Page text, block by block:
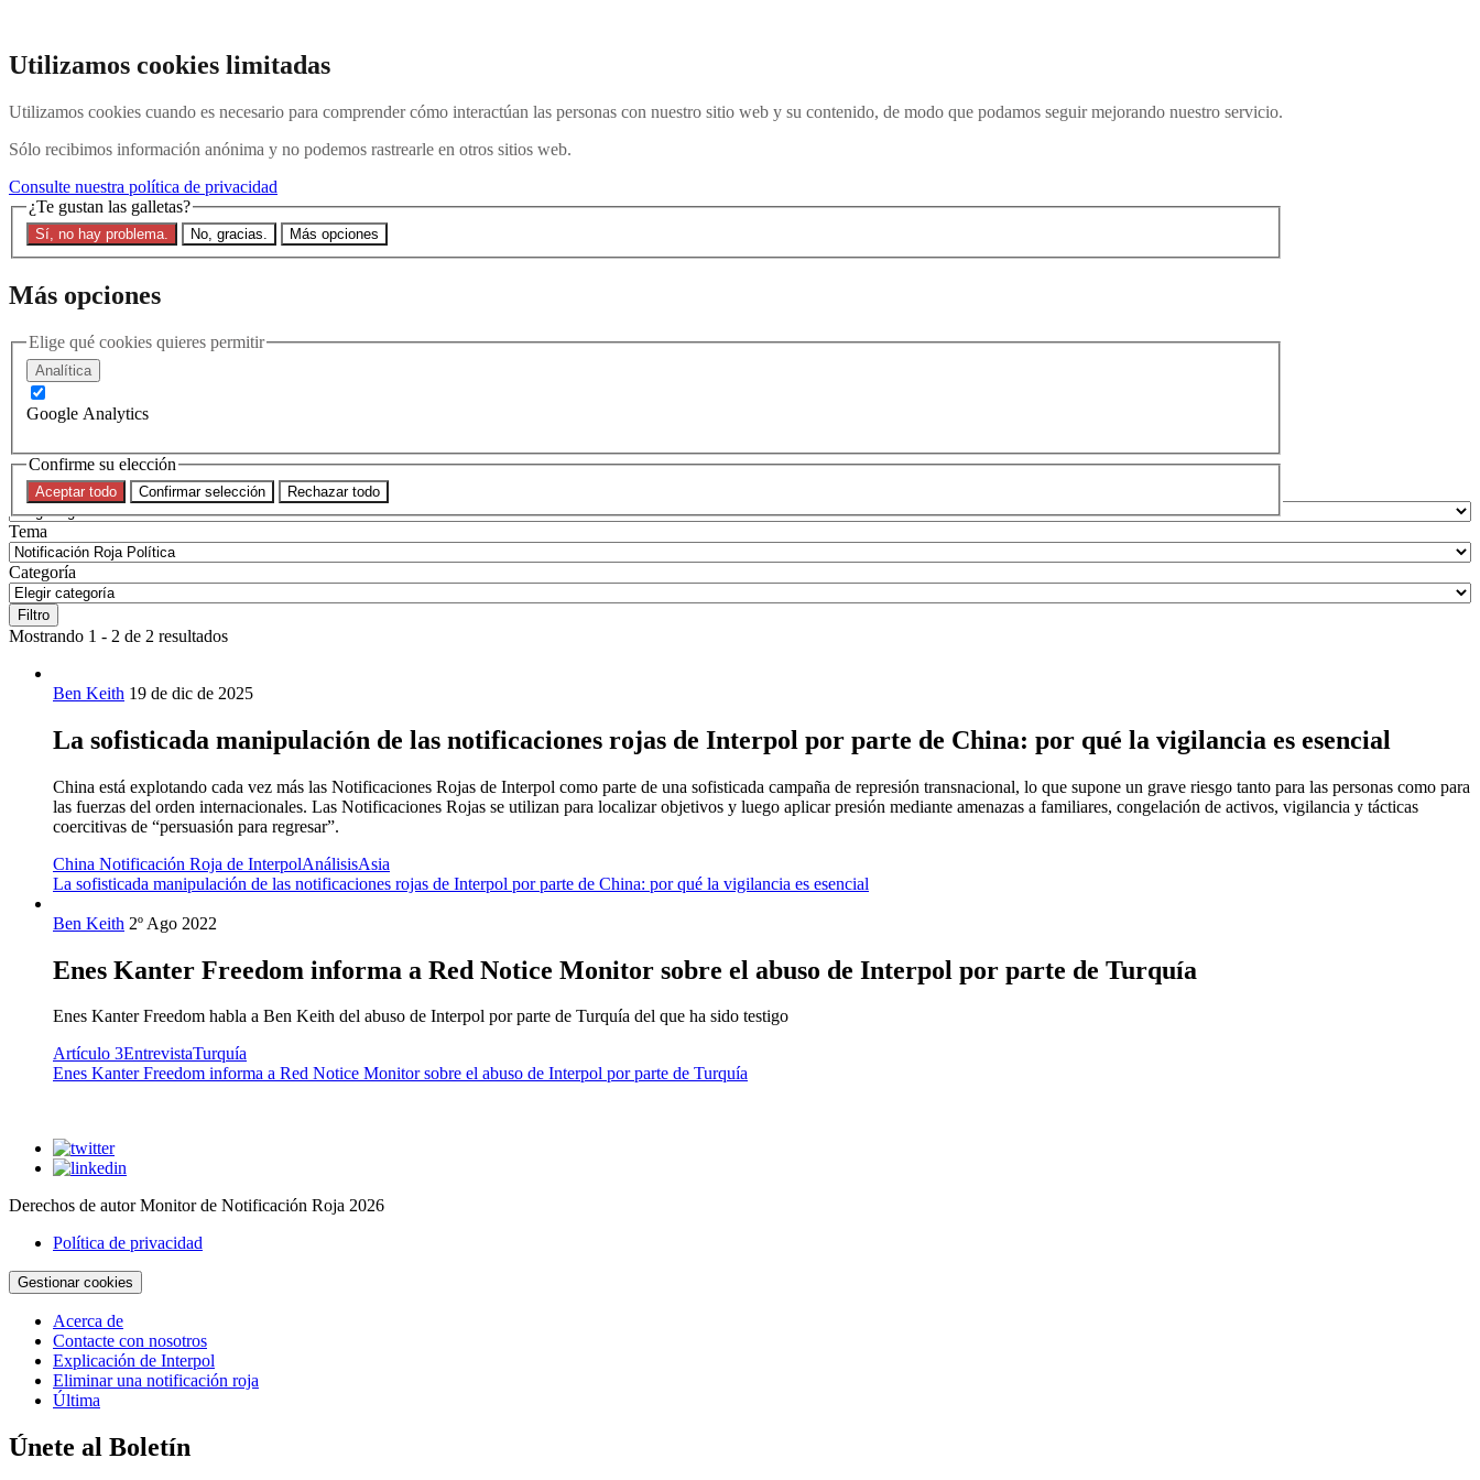
Utilizamos cookies limitadas
Utilizamos cookies cuando es necesario para comprender cómo interactúan las personas con nuestro sitio web y su contenido, de modo que podamos seguir mejorando nuestro servicio.
Sólo recibimos información anónima y no podemos rastrearle en otros sitios web.
Consulte nuestra política de privacidad
¿Te gustan las galletas?
Sí, no hay problema. No, gracias. Más opciones
Más opciones
Elige qué cookies quieres permitir
Analítica
Google Analytics
Confirme su elección
Aceptar todo Confirmar selección Rechazar todo
Buscar en
Póngase en contacto con nosotros
Acerca de
Explicación de Interpol
Eliminar una notificación roja
Contacte con nosotros
Buscar en el sitio
Buscar en el sitio web
Última
Región
Tema
Categoría
Filtro
Mostrando 1 - 2 de 2 resultados
Ben Keith 19 de dic de 2025
La sofisticada manipulación de las notificaciones rojas de Interpol por parte de China: por qué la vigilancia es esencial
China está explotando cada vez más las Notificaciones Rojas de Interpol como parte de una sofisticada campaña de represión transnacional, lo que supone un grave riesgo tanto para las personas como para
las fuerzas del orden internacionales. Las Notificaciones Rojas se utilizan para localizar objetivos y luego aplicar presión mediante amenazas a familiares, congelación de activos, vigilancia y tácticas
coercitivas de “persuasión para regresar”.
China Notificación Roja de InterpolAnálisisAsia
La sofisticada manipulación de las notificaciones rojas de Interpol por parte de China: por qué la vigilancia es esencial
Ben Keith 2º Ago 2022
Enes Kanter Freedom informa a Red Notice Monitor sobre el abuso de Interpol por parte de Turquía
Enes Kanter Freedom habla a Ben Keith del abuso de Interpol por parte de Turquía del que ha sido testigo
Artículo 3EntrevistaTurquía
Enes Kanter Freedom informa a Red Notice Monitor sobre el abuso de Interpol por parte de Turquía
Derechos de autor Monitor de Notificación Roja 2026
Política de privacidad
Gestionar cookies
Acerca de
Contacte con nosotros
Explicación de Interpol
Eliminar una notificación roja
Última
Únete al Boletín